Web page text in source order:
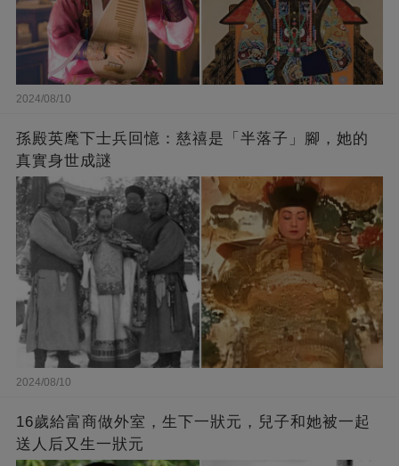
2024/08/10
孫殿英麾下士兵回憶：慈禧是「半落子」腳，她的
真實身世成謎
2024/08/10
16歲給富商做外室，生下一狀元，兒子和她被一起
送人后又生一狀元